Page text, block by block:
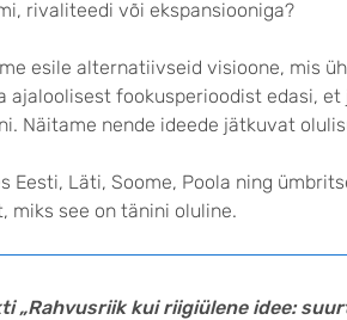
rivaliteedi või ekspansiooniga?
esile alternatiivseid visioone, mis
ajaloolisest fookusperioodist edasi,
Näitame nende ideede jätkuvat
Eesti, Läti, Soome, Poola ning
miks see on tänini oluline.
„Rahvusriik kui riigiülene idee: